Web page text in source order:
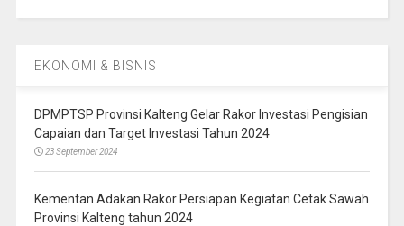
EKONOMI & BISNIS
DPMPTSP Provinsi Kalteng Gelar Rakor Investasi Pengisian
Capaian dan Target Investasi Tahun 2024
23 September 2024
Kementan Adakan Rakor Persiapan Kegiatan Cetak Sawah
Provinsi Kalteng tahun 2024